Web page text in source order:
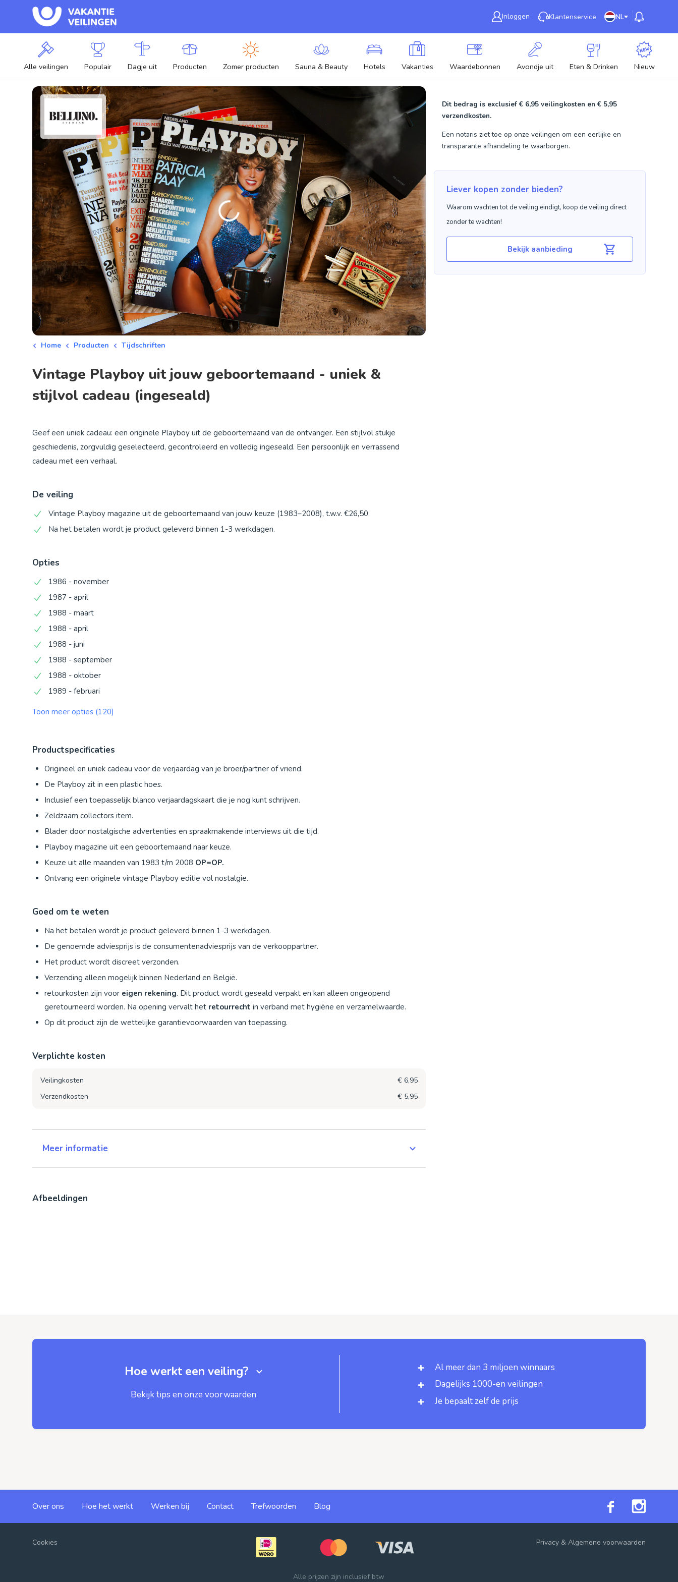
Inloggen Klantenservice NL
Alle veilingen Populair Dagje uit Producten Zomer producten Sauna & Beauty Hotels Vakanties Waardebonnen Avondje uit Eten & Drinken Nieuw
Home Producten Tijdschriften
Vintage Playboy uit jouw geboortemaand - uniek &
stijlvol cadeau (ingeseald)
Dit bedrag is exclusief€ 6,95 veilingkosten en€ 5,95
verzendkosten.
Een notaris ziet toe op onze veilingen om een eerlijke en
transparante afhandeling te waarborgen.
Liever kopen zonder bieden?
Waarom wachten tot de veiling eindigt, koop de veiling direct
zonder te wachten!
Bekijk aanbieding
Geef een uniek cadeau: een originele Playboy uit de geboortemaand van de ontvanger. Een stijlvol stukje
geschiedenis, zorgvuldig geselecteerd, gecontroleerd en volledig ingeseald. Een persoonlijk en verrassend
cadeau met een verhaal.
De veiling
Vintage Playboy magazine uit de geboortemaand van jouw keuze (1983–2008), t.w.v. €26,50.
Na het betalen wordt je product geleverd binnen 1-3 werkdagen.
Opties
1986 - november
1987 - april
1988 - maart
1988 - april
1988 - juni
1988 - september
1988 - oktober
1989 - februari
Toon meer opties (120)
Productspecificaties
Origineel en uniek cadeau voor de verjaardag van je broer/partner of vriend.
De Playboy zit in een plastic hoes.
Inclusief een toepasselijk blanco verjaardagskaart die je nog kunt schrijven.
Zeldzaam collectors item.
Blader door nostalgische advertenties en spraakmakende interviews uit die tijd.
Playboy magazine uit een geboortemaand naar keuze.
Keuze uit alle maanden van 1983 t/m 2008 OP=OP.
Ontvang een originele vintage Playboy editie vol nostalgie.
Goed om te weten
Na het betalen wordt je product geleverd binnen 1-3 werkdagen.
De genoemde adviesprijs is de consumentenadviesprijs van de verkooppartner.
Het product wordt discreet verzonden.
Verzending alleen mogelijk binnen Nederland en België.
retourkosten zijn voor eigen rekening. Dit product wordt geseald verpakt en kan alleen ongeopend
geretourneerd worden. Na opening vervalt het retourrecht in verband met hygiëne en verzamelwaarde.
Op dit product zijn de wettelijke garantievoorwaarden van toepassing.
Verplichte kosten
Veilingkosten
€ 6,95
Verzendkosten
€ 5,95
Meer informatie
Afbeeldingen
Hoe werkt een veiling?
Bekijk tips en onze voorwaarden
Al meer dan 3 miljoen winnaars
Dagelijks 1000-en veilingen
Je bepaalt zelf de prijs
Over ons Hoe het werkt Werken bij Contact Trefwoorden Blog
Cookies Privacy& Algemene voorwaarden
Alle prijzen zijn inclusief btw